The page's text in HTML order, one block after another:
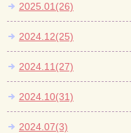
2025.01(26)
2024.12(25)
2024.11(27)
2024.10(31)
2024.07(3)